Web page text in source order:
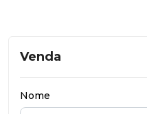
Venda
Nome